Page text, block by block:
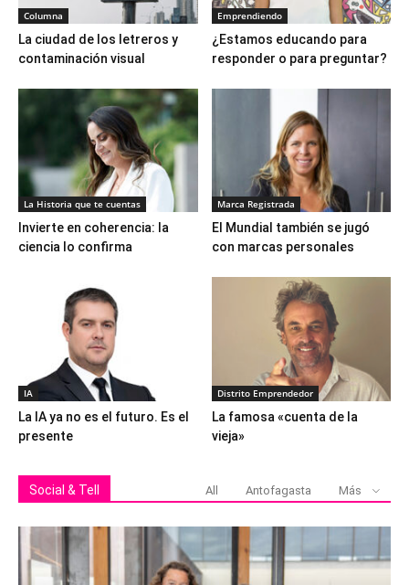
Columna
La ciudad de los letreros y
contaminación visual
Emprendiendo
¿Estamos educando para
responder o para preguntar?
La Historia que te cuentas
Invierte en coherencia: la
ciencia lo confirma
Marca Registrada
El Mundial también se jugó
con marcas personales
IA
La IA ya no es el futuro. Es el
presente
Distrito Emprendedor
La famosa «cuenta de la
vieja»
Social & Tell All Antofagasta Más